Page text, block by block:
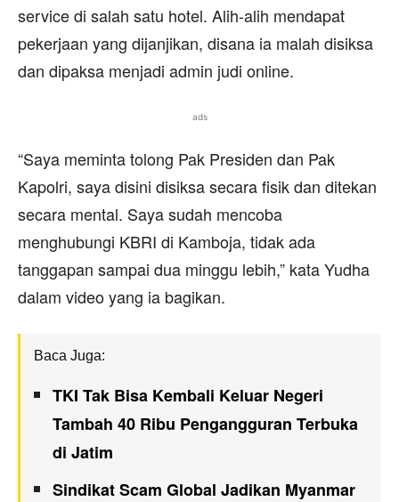
service di salah satu hotel. Alih-alih mendapat
pekerjaan yang dijanjikan, disana ia malah disiksa
dan dipaksa menjadi admin judi online.
ads
“Saya meminta tolong Pak Presiden dan Pak
Kapolri, saya disini disiksa secara fisik dan ditekan
secara mental. Saya sudah mencoba
menghubungi KBRI di Kamboja, tidak ada
tanggapan sampai dua minggu lebih,” kata Yudha
dalam video yang ia bagikan.
Baca Juga:
TKI Tak Bisa Kembali Keluar Negeri
Tambah 40 Ribu Pengangguran Terbuka
di Jatim
Sindikat Scam Global Jadikan Myanmar